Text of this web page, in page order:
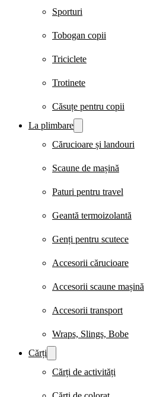
Sporturi
Tobogan copii
Triciclete
Trotinete
Căsuțe pentru copii
La plimbare
Cărucioare și landouri
Scaune de mașină
Paturi pentru travel
Geantă termoizolantă
Genți pentru scutece
Accesorii cărucioare
Accesorii scaune mașină
Accesorii transport
Wraps, Slings, Bobe
Cărți
Cărți de activități